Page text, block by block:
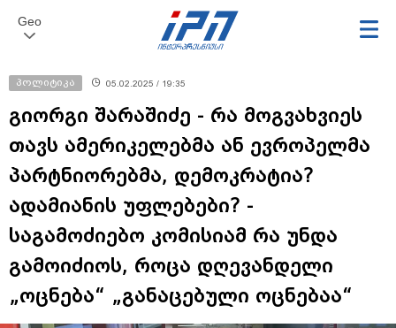
Geo
პოლიტიკა 05.02.2025 / 19:35
გიორგი შარაშიძე - რა მოგვახვიეს
თავს ამერიკელებმა ან ევროპელმა
პარტნიორებმა, დემოკრატია?
ადამიანის უფლებები? -
საგამოძიებო კომისიამ რა უნდა
გამოიძიოს, როცა დღევანდელი
„ოცნება“ „განაცებული ოცნებაა“